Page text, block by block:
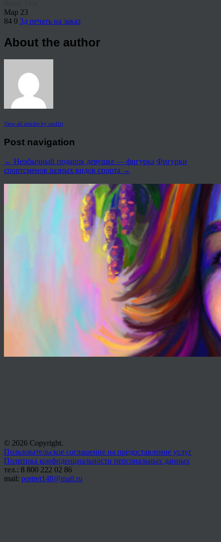
Мар 23
84 0 3д печать на заказ
About the author
View all articles by rauffri
Post navigation
← Необычный подарок девушке — фигурка Фигурки
спортсменов разных видов спорта →
© 2026 Copyright.
Пользовательское соглашение на предоставление услуг
Политика конфиденциальности персональных данных
тел.: 8 800 222 02 86
mail: portret148@mail.ru